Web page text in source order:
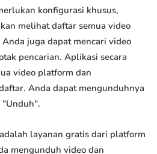
konfigurasi khusus,
melihat daftar semua video
juga dapat mencari video
pencarian. Aplikasi secara
video platform dan
Anda dapat mengunduhnya
layanan gratis dari platform
mengunduh video dan